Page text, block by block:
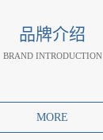
品牌介绍
BRAND INTRODUCTION
MORE